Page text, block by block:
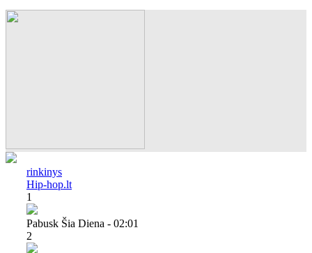
rinkinys
Hip-hop.lt
1
Pabusk Šia Diena - 02:01
2